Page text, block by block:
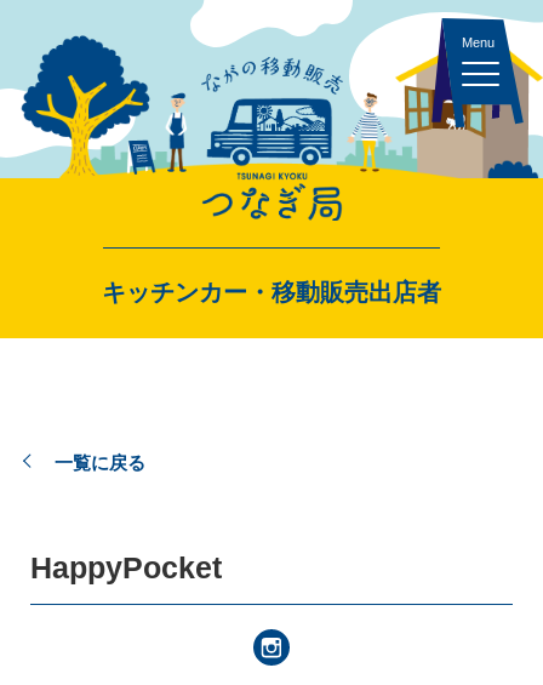
キッチンカー 一覧
キッチンカー
登録ご希望の方はこちら
キッチンカー・移動販売出店者
一覧に戻る
HappyPocket